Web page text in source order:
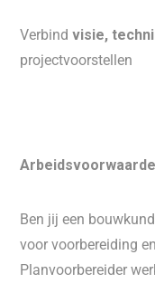
Verbindvisie,
projectvoorstellen
Ben jij een
voor voorbereiding
Planvoorbereider